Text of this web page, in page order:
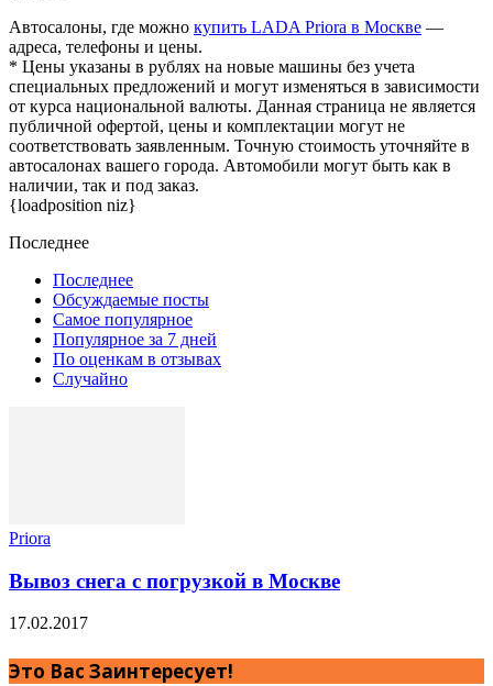
Автосалоны, где можно купить LADA Priora в Москве —
адреса, телефоны и цены.
* Цены указаны в рублях на новые машины без учета
специальных предложений и могут изменяться в зависимости
от курса национальной валюты. Данная страница не является
публичной офертой, цены и комплектации могут не
соответствовать заявленным. Точную стоимость уточняйте в
автосалонах вашего города. Автомобили могут быть как в
наличии, так и под заказ.
{loadposition niz}
Последнее
Последнее
Обсуждаемые посты
Самое популярное
Популярное за 7 дней
По оценкам в отзывах
Случайно
Priora
Вывоз снега с погрузкой в Москве
17.02.2017
Это Вас Заинтересует!